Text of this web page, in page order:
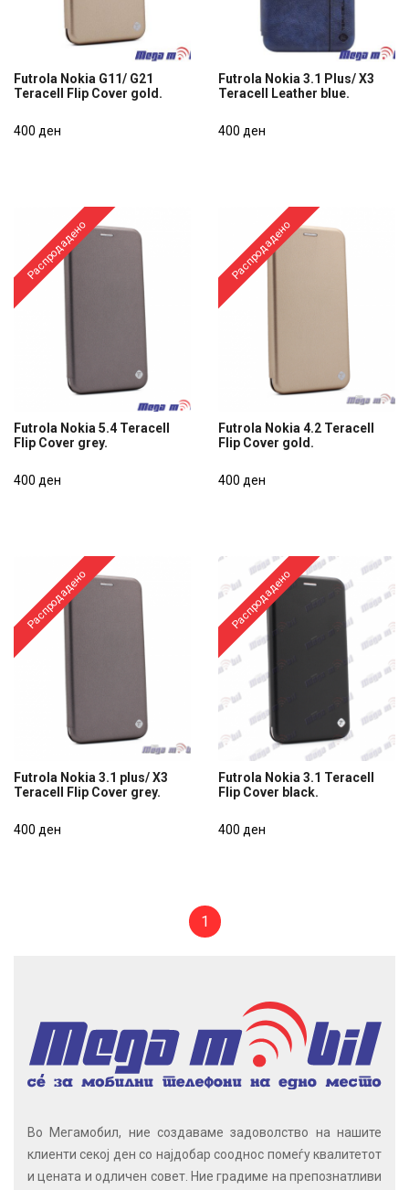
Teracell Flip Cover gold.
Futrola Nokia G11/ G21
Teracell Flip Cover gold.
400 ден
Teracell Leather blue.
Futrola Nokia 3.1 Plus/ X3
Teracell Leather blue.
400 ден
Распродадено
Flip Cover grey.
Futrola Nokia 5.4 Teracell
Flip Cover grey.
400 ден
Распродадено
Flip Cover gold.
Futrola Nokia 4.2 Teracell
Flip Cover gold.
400 ден
Распродадено
Teracell Flip Cover grey.
Futrola Nokia 3.1 plus/ X3
Teracell Flip Cover grey.
400 ден
Распродадено
Flip Cover black.
Futrola Nokia 3.1 Teracell
Flip Cover black.
400 ден
1
Во Мегамобил, ние создаваме задоволство на нашите
клиенти секој ден со најдобар сооднос помеѓу квалитетот
и цената и одличен совет. Ние градиме на препознатливи